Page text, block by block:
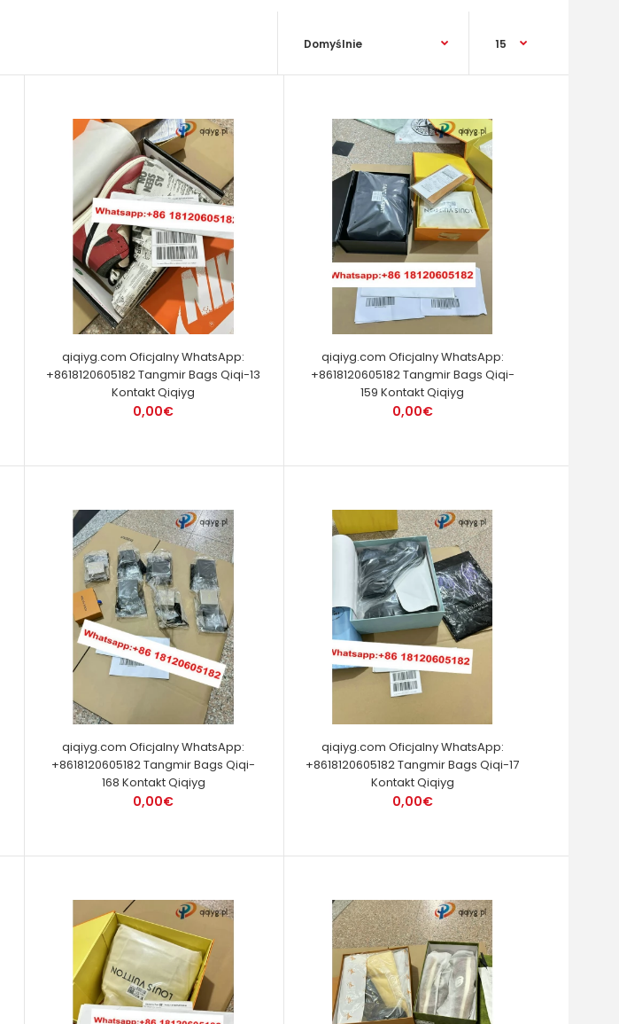
qiqiyg.com Oficjalny WhatsApp:
+8618120605182 Tangmir Bags Qiqi-13
Kontakt Qiqiyg
0,00€
qiqiyg.com Oficjalny WhatsApp:
+8618120605182 Tangmir Bags Qiqi-
159 Kontakt Qiqiyg
0,00€
qiqiyg.com Oficjalny WhatsApp:
+8618120605182 Tangmir Bags Qiqi-
168 Kontakt Qiqiyg
0,00€
qiqiyg.com Oficjalny WhatsApp:
+8618120605182 Tangmir Bags Qiqi-17
Kontakt Qiqiyg
0,00€